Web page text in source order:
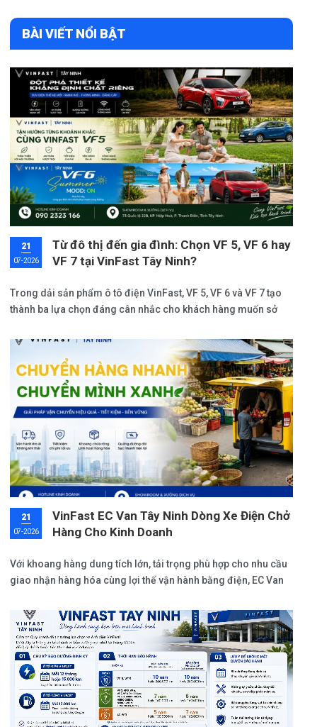
BÀI VIẾT NỔI BẬT
21
07-2026
Từ đô thị đến gia đình: Chọn VF 5, VF 6 hay
VF 7 tại VinFast Tây Ninh?
Trong dải sản phẩm ô tô điện VinFast, VF 5, VF 6 và VF 7 tạo
thành ba lựa chọn đáng cân nhắc cho khách hàng muốn sở
đình hoặc nâng cấp trải nghiệm cá nhân.
21
07-2026
VinFast EC Van Tây Ninh Dòng Xe Điện Chở
Hàng Cho Kinh Doanh
Với khoang hàng dung tích lớn, tải trọng phù hợp cho nhu cầu
giao nhận hàng hóa cùng lợi thế vận hành bằng điện, EC Van
chuyển nội đô.